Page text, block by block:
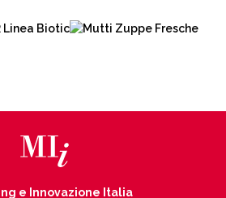
e Innovazione Italia